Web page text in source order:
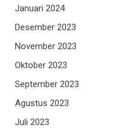
Januari 2024
Desember 2023
November 2023
Oktober 2023
September 2023
Agustus 2023
Juli 2023